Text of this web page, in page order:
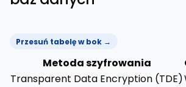
Przesuń tabelę w bok →
Metoda szyfrowania
Transparent Data Encryption (TDE)